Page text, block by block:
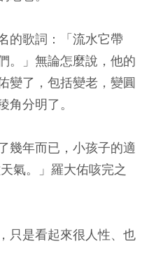
的歌詞：「流水它帶
。」無論怎麼說，他的
變了，包括變老，變圓
分明了。
幾年而已，小孩子的適
氣。」羅大佑咳完之
只是看起來很人性、也